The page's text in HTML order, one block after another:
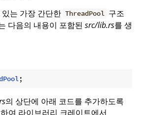
는 가장 간단한 ThreadPool 구조
다음의 내용이 포함된 src/lib.rs를 생
;
의 상단에 아래 코드를 추가하도록
여 라이브러리 크레이트에서